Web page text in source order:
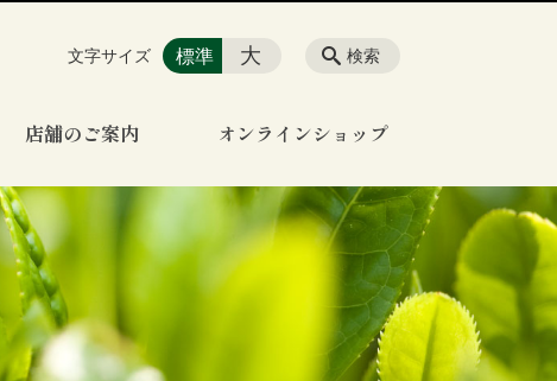
店舗のご案内 オンラインショップ
検索
文字サイズ 標準 大